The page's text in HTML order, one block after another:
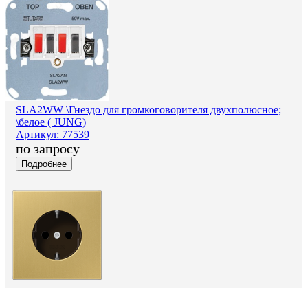
SLA2WW \Гнездо для громкоговорителя двухполюсное;
\белое ( JUNG)
Артикул: 77539
по запросу
Подробнее